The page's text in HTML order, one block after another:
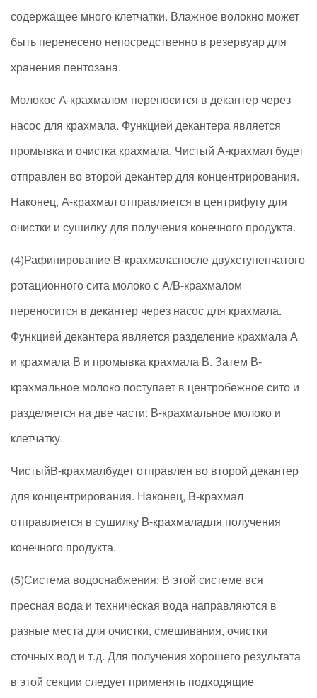
содержащее много клетчатки. Влажное волокно может
быть перенесено непосредственно в резервуар для
хранения пентозана.
Молокос А-крахмалом переносится в декантер через
насос для крахмала. Функцией декантера является
промывка и очистка крахмала. Чистый А-крахмал будет
отправлен во второй декантер для концентрирования.
Наконец, А-крахмал отправляется в центрифугу для
очистки и сушилку для получения конечного продукта.
(4)Рафинирование B-крахмала:после двухступенчатого
ротационного сита молоко с A/B-крахмалом
переносится в декантер через насос для крахмала.
Функцией декантера является разделение крахмала А
и крахмала В и промывка крахмала В. Затем В-
крахмальное молоко поступает в центробежное сито и
разделяется на две части: В-крахмальное молоко и
клетчатку.
ЧистыйB-крахмалбудет отправлен во второй декантер
для концентрирования. Наконец, B-крахмал
отправляется в сушилку B-крахмаладля получения
конечного продукта.
(5)Система водоснабжения: В этой системе вся
пресная вода и техническая вода направляются в
разные места для очистки, смешивания, очистки
сточных вод и т.д. Для получения хорошего результата
в этой секции следует применять подходящие